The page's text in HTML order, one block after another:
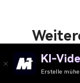
KI-
Erstelle